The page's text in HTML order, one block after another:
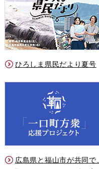
ひろしま県民だより夏号
広島県と福山市が共同で、